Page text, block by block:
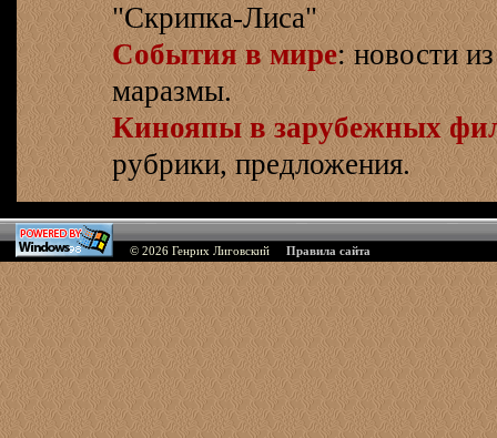
"Скрипка-Лиса"
События в мире: новости
маразмы.
Кинояпы в зарубежных
рубрики, предложения.
© 2026 Генрих Лиговский Правила сайта